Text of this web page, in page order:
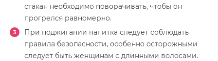
стакан необходимо поворачивать, чтобы он
прогрелся равномерно.
При поджигании напитка следует соблюдать
правила безопасности, особенно осторожными
следует быть женщинам с длинными волосами.